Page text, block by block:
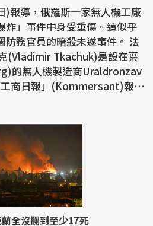
)報導，俄羅斯一家無人機工廠
炸」事件中身受重傷。這似乎
務官員的暗殺未遂事件。 法
(Vladimir Tkachuk)是設在葉
的無人機製造商Uraldronzav
全沒攔到至少17死